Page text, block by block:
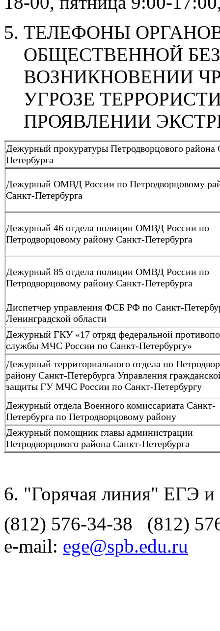
ТЕЛЕФОНЫ
ОБЩЕСТВЕННОЙ
ВОЗНИКНОВЕНИИ
УГРОЗЕ
ПРОЯВЛЕНИИ
Дежурный прокуратуры Петродворцового района
Петербурга
Дежурный ОМВД России по Петродворцовому
Санкт-Петербурга
Дежурный 46 отдела полиции ОМВД России по
Петродворцовому району Санкт-Петербурга
Дежурный 85 отдела полиции ОМВД России по
Петродворцовому району Санкт-Петербурга
Диспетчер управления ФСБ РФ по Санкт-
Ленинградской области
Дежурный ГКУ «17 отряд федеральной
службы МЧС России по Санкт-Петербургу»
Дежурный территориального отдела по
району Санкт-Петербурга Управления
защиты ГУ МЧС России по Санкт-Петербургу
Дежурный отдела Военного комиссариата Санкт-
Петербурга по Петродворцовому району
Дежурный помощник главы администрации
Петродворцового района Санкт-Петербурга
"Горячая линия" ЕГЭ
(812) 576-34-38 (812)
e-mail: ege@spb.edu.ru